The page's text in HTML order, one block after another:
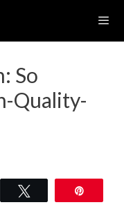
So
Quality-
Twittern